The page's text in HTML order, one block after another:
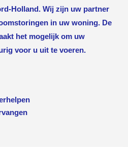
Holland. Wij zijn uw partner
in uw woning. De
het mogelijk om uw
voor u uit te voeren.